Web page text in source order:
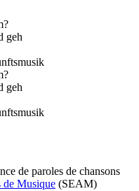
geh
geh
de paroles de chansons
de Musique (SEAM)